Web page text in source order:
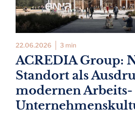
22.06.2026 3 min
ACREDIA Group:
Standort als
modernen